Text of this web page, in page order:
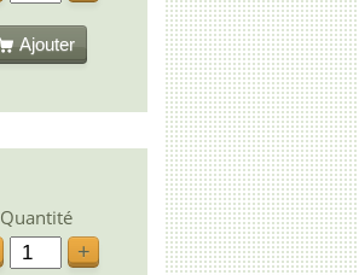
Ajouter
Quantité
+